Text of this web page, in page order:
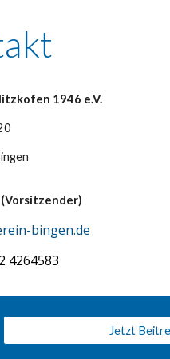
1946 e.V.
bingen.de
4264583
Jetzt